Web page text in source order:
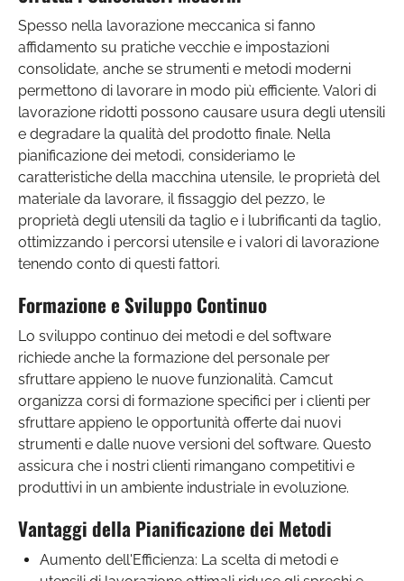
Spesso nella lavorazione meccanica si fanno
affidamento su pratiche vecchie e impostazioni
consolidate, anche se strumenti e metodi moderni
permettono di lavorare in modo più efficiente. Valori di
lavorazione ridotti possono causare usura degli utensili
e degradare la qualità del prodotto finale. Nella
pianificazione dei metodi, consideriamo le
caratteristiche della macchina utensile, le proprietà del
materiale da lavorare, il fissaggio del pezzo, le
proprietà degli utensili da taglio e i lubrificanti da taglio,
ottimizzando i percorsi utensile e i valori di lavorazione
tenendo conto di questi fattori.
Formazione e Sviluppo Continuo
Lo sviluppo continuo dei metodi e del software
richiede anche la formazione del personale per
sfruttare appieno le nuove funzionalità. Camcut
organizza corsi di formazione specifici per i clienti per
sfruttare appieno le opportunità offerte dai nuovi
strumenti e dalle nuove versioni del software. Questo
assicura che i nostri clienti rimangano competitivi e
produttivi in un ambiente industriale in evoluzione.
Vantaggi della Pianificazione dei Metodi
Aumento dell'Efficienza: La scelta di metodi e